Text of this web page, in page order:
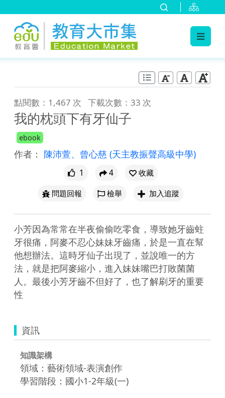
點閱數：1,467 次 下載次數：33 次
我的枕頭下有牙仙子
ebook
作者： 陳沛萱、曾心慈 (天主教振聲高級中學)
1 4
收藏
問題回報
檢舉 加入追蹤
小芳因為常常在半夜偷偷吃零食，導致她牙齒蛀
牙很痛，阿麥不忍心妹妹牙齒痛，於是一直在幫
他想辦法。這時牙仙子出現了，並說唯一的方
法，就是把阿麥縮小，進入妹妹嘴巴打敗菌菌
人。最後小芳牙齒不但好了，也了解刷牙的重要
性
資訊
知識架構
領域：藝術領域-表演創作
學習階段：國小1-2年級(一)